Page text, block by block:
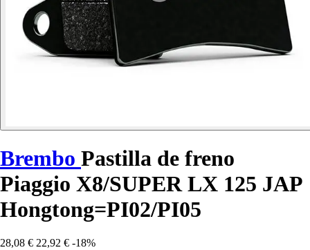
Brembo Pastilla de freno
Piaggio X8/SUPER LX 125 JAP
Hongtong=PI02/PI05
28,08 € 22,92 € -18%